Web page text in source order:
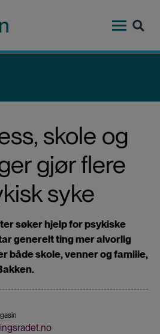
Top
skole og
gjør flere
syke
søker hjelp for psykiske
generelt ting mer alvorlig
både skole, venner og familie,